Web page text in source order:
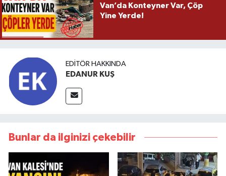
Van’da Konteyner Var, Çöp
Yine Yerde!
EDITÖR HAKKINDA
EDANUR KUŞ
Bunlar da ilginizi çekebilir